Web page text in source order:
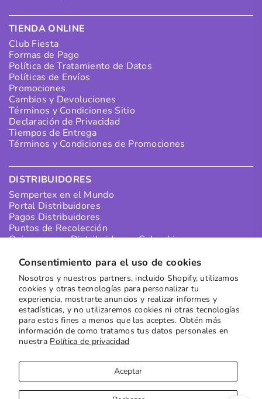
Consentimiento para el uso de cookies
Nosotros y nuestros partners, incluido Shopify, utilizamos
cookies y otras tecnologías para personalizar tu
experiencia, mostrarte anuncios y realizar informes y
estadísticas, y no utilizaremos cookies ni otras tecnologías
para estos fines a menos que las aceptes. Obtén más
información de como tratamos tus datos personales en
nuestra Política de privacidad
Aceptar
TIENDA ONLINE
Club Fiesta
Formas de Pago
Política de Tratamiento de Datos
Políticas de Envíos
Promociones
Cambios y Devoluciones
Términos y Condiciones Sitio
Declaración de Privacidad
Tiempos de Entrega
Términos y Condiciones de Promociones
DISTRIBUIDORES
Sempertex en el Mundo
Portal Distribuidores
Pagos Distribuidores
Puntos de Recolección
Quiero ser un Distribuidor en Colombia
SUSCRÍBETE A NUESTRO NEWSLETTER
Recibe las mejores ofertas directamente en tu buzón
Suscribirse